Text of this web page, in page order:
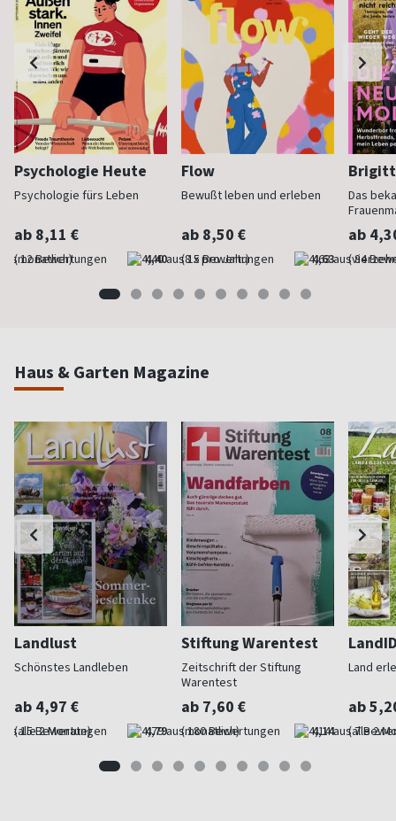
Psychologie Heute
Psychologie fürs Leben
ab 8,11 €
(monatlich) 4,40
Flow
Bewußt leben und erleben
ab 8,50 €
(8 x pro Jahr) 4,63
Das
ab
Haus & Garten Magazine
Landlust
Schönstes Landleben
ab 4,97 €
(alle 2 Monate) 4,79
Stiftung Warentest
Zeitschrift der Stiftung
Warentest
ab 7,60 €
(monatlich) 4,14
Land
ab
(alle 2